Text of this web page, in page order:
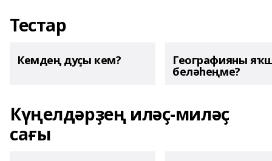
Тестар
Кемдең дуҫы кем? Географияны
беләһеңме?
Күңелдәрҙең иләҫ-миләҫ
сағы